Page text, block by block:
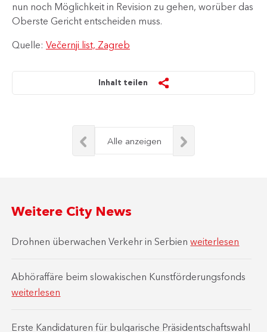
nun noch Möglichkeit in Revision zu gehen, worüber das
Oberste Gericht entscheiden muss. ​
Quelle: Večernji list, Zagreb
Inhalt teilen
Alle anzeigen
Weitere City News
Drohnen überwachen Verkehr in Serbienweiterlesen
Abhöraffäre beim slowakischen Kunstförderungsfonds
weiterlesen
Erste Kandidaturen für bulgarische Präsidentschaftswahl